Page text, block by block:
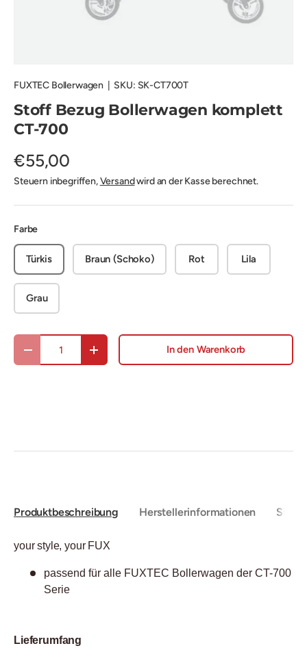
FUXTEC Bollerwagen SKU: SK-CT700T
Stoff Bezug Bollerwagen komplett
CT-700
€55,00
Steuern inbegriffen,Versandwird an der Kasse berechnet.
Farbe
Türkis Braun (Schoko) Rot Lila
Grau
Anzahl
Menge verringernMenge erhöhen In den Warenkorb
Produktbeschreibung Herstellerinformationen
your style, your FUX
passend für alle FUXTEC Bollerwagen der CT-700
Serie
Lieferumfang